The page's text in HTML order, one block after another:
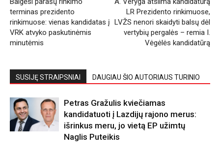
terminas prezidento
rinkimuose: vienas kandidatas į
VRK atvyko paskutinėmis
minutėmis
LR Prezidento rinkimuose,
LVŽS nenori skaidyti balsų dėl
vertybių pergalės – remia I.
Vėgėlės kandidatūrą
SUSIJĘ STRAIPSNIAI DAUGIAU ŠIO AUTORIAUS TURINIO
Petras Gražulis kviečiamas
kandidatuoti į Lazdijų rajono merus:
išrinkus meru, jo vietą EP užimtų
Naglis Puteikis